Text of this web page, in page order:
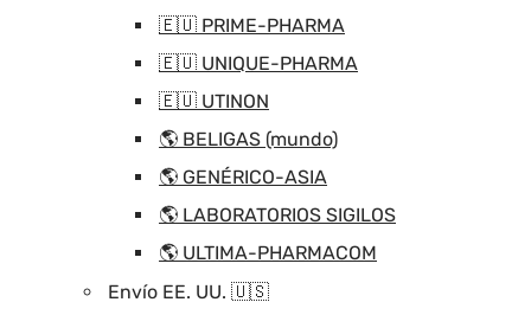
🇪🇺 PRIME-PHARMA
🇪🇺 UNIQUE-PHARMA
🇪🇺 UTINON
🌎 BELIGAS (mundo)
🌎 GENÉRICO-ASIA
🌎 LABORATORIOS SIGILOS
🌎 ULTIMA-PHARMACOM
Envío EE. UU. 🇺🇸